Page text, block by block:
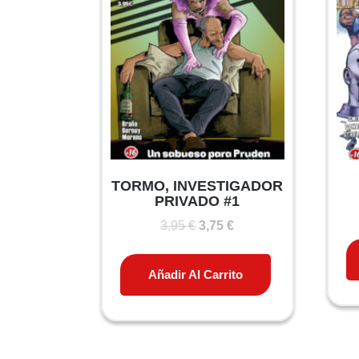
TORMO, INVESTIGADOR
PRIVADO #1
3,95€ El
era:
3,95 €.
3,75€El
es:
3,75 €.
Añadir Al Carrito